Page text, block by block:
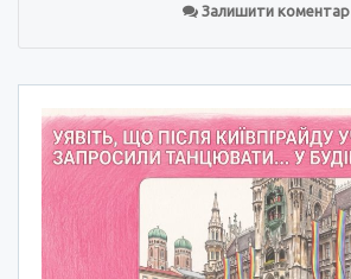
Залишити коментар